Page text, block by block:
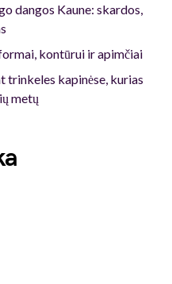
dangos Kaune: skardos,
kontūrui ir apimčiai
trinkeles kapinėse, kurias
metų